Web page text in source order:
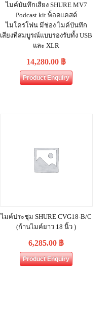
ไมค์บันทึกเสียง SHURE MV7
Podcast kit พ็อดแคสต์
ไมโครโฟน มีช่อง ไมค์บันทึก
เสียงที่สมบูรณ์แบบรองรับทั้ง USB
และ XLR
14,280.00 ฿
Product Enquiry
ไมค์ประชุม SHURE CVG18‐B/C
(ก้านไมค์ยาว 18 นิ้ว )
6,285.00 ฿
Product Enquiry